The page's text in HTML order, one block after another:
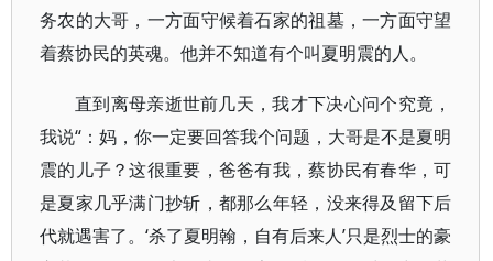
务农的大哥，一方面守候着石家的祖墓，一方面守望
着蔡协民的英魂。他并不知道有个叫夏明震的人。
直到离母亲逝世前几天，我才下决心问个究竟，
我说“：妈，你一定要回答我个问题，大哥是不是夏明
震的儿子？这很重要，爸爸有我，蔡协民有春华，可
是夏家几乎满门抄斩，都那么年轻，没来得及留下后
代就遇害了。‘杀了夏明翰，自有后来人’只是烈士的豪